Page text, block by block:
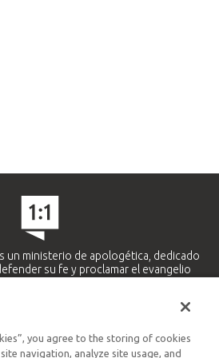
un ministerio de apologética, dedicado
su fe y proclamar el evangelio
Hispano y Latinoamericano
you agree to the storing of cookies
navigation, analyze site usage, and